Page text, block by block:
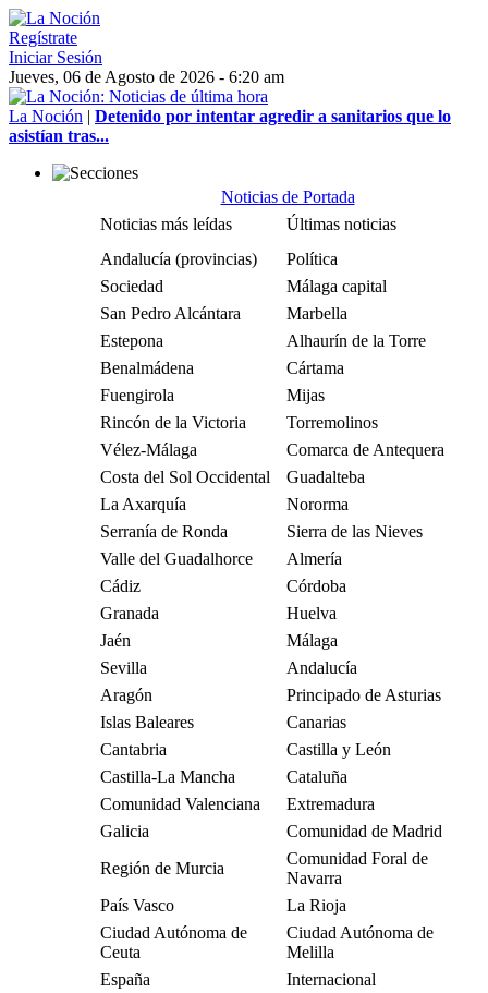
Regístrate
Iniciar Sesión
Jueves, 06 de Agosto de 2026 - 6:20 am
La Noción | Detenido por intentar agredir a sanitarios que lo
asistían tras...
Noticias de Portada
Noticias más leídas
Últimas noticias
Andalucía (provincias)
Política
Sociedad
Málaga capital
San Pedro Alcántara
Marbella
Estepona
Alhaurín de la Torre
Benalmádena
Cártama
Fuengirola
Mijas
Rincón de la Victoria
Torremolinos
Vélez-Málaga
Comarca de Antequera
Costa del Sol Occidental
Guadalteba
La Axarquía
Nororma
Serranía de Ronda
Sierra de las Nieves
Valle del Guadalhorce
Almería
Cádiz
Córdoba
Granada
Huelva
Jaén
Málaga
Sevilla
Andalucía
Aragón
Principado de Asturias
Islas Baleares
Canarias
Cantabria
Castilla y León
Castilla-La Mancha
Cataluña
Comunidad Valenciana
Extremadura
Galicia
Comunidad de Madrid
Región de Murcia
Comunidad Foral de
Navarra
País Vasco
La Rioja
Ciudad Autónoma de
Ceuta
Ciudad Autónoma de
Melilla
España
Internacional